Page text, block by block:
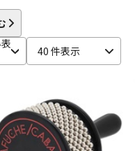
パーカッション
40 件表示